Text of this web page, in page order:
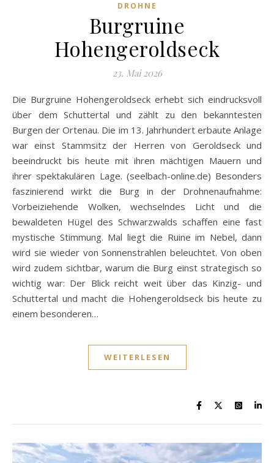
DROHNE
Burgruine
Hohengeroldseck
23. Mai 2026
Die Burgruine Hohengeroldseck erhebt sich eindrucksvoll
über dem Schuttertal und zählt zu den bekanntesten
Burgen der Ortenau. Die im 13. Jahrhundert erbaute Anlage
war einst Stammsitz der Herren von Geroldseck und
beeindruckt bis heute mit ihren mächtigen Mauern und
ihrer spektakulären Lage. (seelbach-online.de) Besonders
faszinierend wirkt die Burg in der Drohnenaufnahme:
Vorbeiziehende Wolken, wechselndes Licht und die
bewaldeten Hügel des Schwarzwalds schaffen eine fast
mystische Stimmung. Mal liegt die Ruine im Nebel, dann
wird sie wieder von Sonnenstrahlen beleuchtet. Von oben
wird zudem sichtbar, warum die Burg einst strategisch so
wichtig war: Der Blick reicht weit über das Kinzig- und
Schuttertal und macht die Hohengeroldseck bis heute zu
einem besonderen…
WEITERLESEN